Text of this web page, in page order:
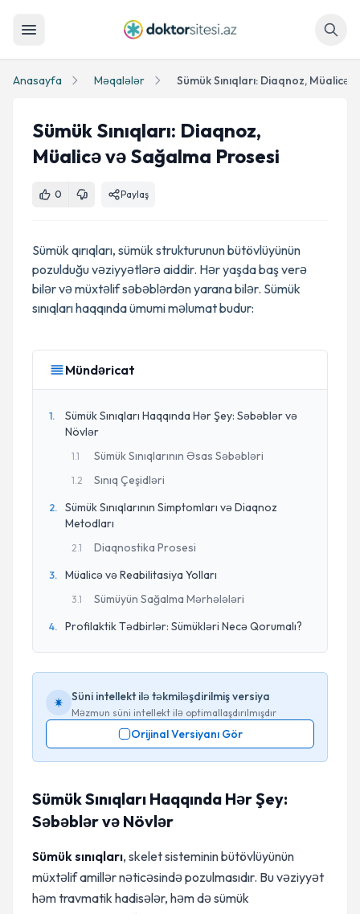
Anasayfa Məqalələr
Sümük Sınıqları: Diaqnoz,
Müalicə və Sağalma Prosesi
0 Paylaş
Sümük qırıqları, sümük strukturunun bütövlüyünün
pozulduğu vəziyyətlərə aiddir. Hər yaşda baş verə
bilər və müxtəlif səbəblərdən yarana bilər. Sümük
sınıqları haqqında ümumi məlumat budur:
Mündəricat
1.
Sümük Sınıqları Haqqında Hər Şey: Səbəblər və
Növlər
1.1 Sümük Sınıqlarının Əsas Səbəbləri
1.2 Sınıq Çeşidləri
2.
Sümük Sınıqlarının Simptomları və Diaqnoz
Metodları
2.1 Diaqnostika Prosesi
3. Müalicə və Reabilitasiya Yolları
3.1 Sümüyün Sağalma Mərhələləri
4. Profilaktik Tədbirlər: Sümükləri Necə Qorumalı?
Süni intellekt ilə təkmiləşdirilmiş versiya
Məzmun süni intellekt ilə optimallaşdırılmışdır
Orijinal Versiyanı Gör
Sümük Sınıqları Haqqında Hər Şey:
Səbəblər və Növlər
Sümük sınıqları, skelet sisteminin bütövlüyünün
müxtəlif amillər nəticəsində pozulmasıdır. Bu vəziyyət
həm travmatik hadisələr, həm də sümük